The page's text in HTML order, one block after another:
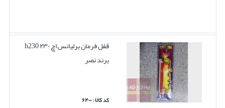
قفل فرمان برلیانس اچ ۲۳۰ h230
برند نصر
کد کالا : ۶۴۰۰